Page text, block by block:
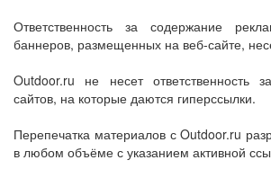
Ответственность за содержание
баннеров, размещенных на веб-сайте,
Outdoor.ru не несет ответственность
сайтов, на которые даются гиперссылки.
Перепечатка материалов с Outdoor.ru
в любом объёме с указанием активной